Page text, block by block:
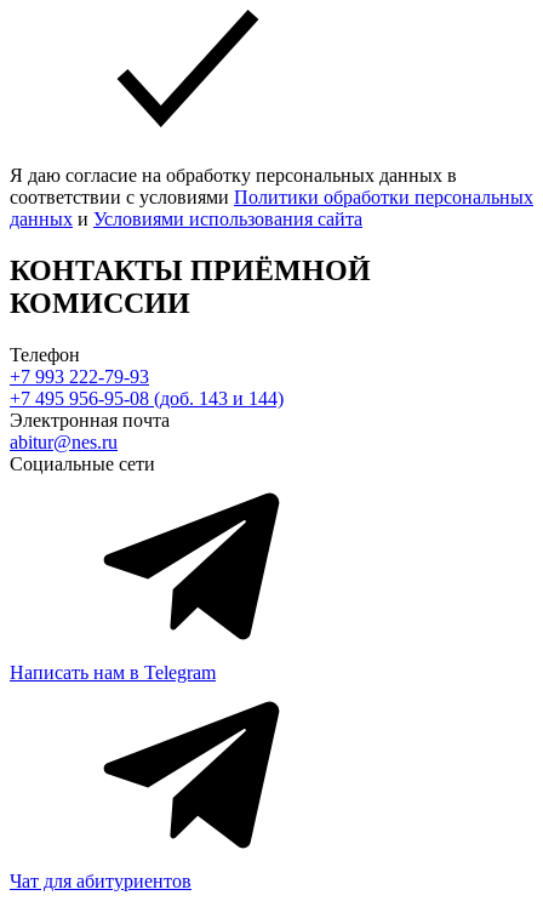
Я даю согласие на обработку персональных данных в
соответствии с условиями Политики обработки персональных
данных и Условиями использования сайта
КОНТАКТЫ ПРИЁМНОЙ
КОМИССИИ
Телефон
+7 993 222-79-93
+7 495 956-95-08 (доб. 143 и 144)
Электронная почта
abitur@nes.ru
Социальные сети
Написать нам в Telegram
Чат для абитуриентов